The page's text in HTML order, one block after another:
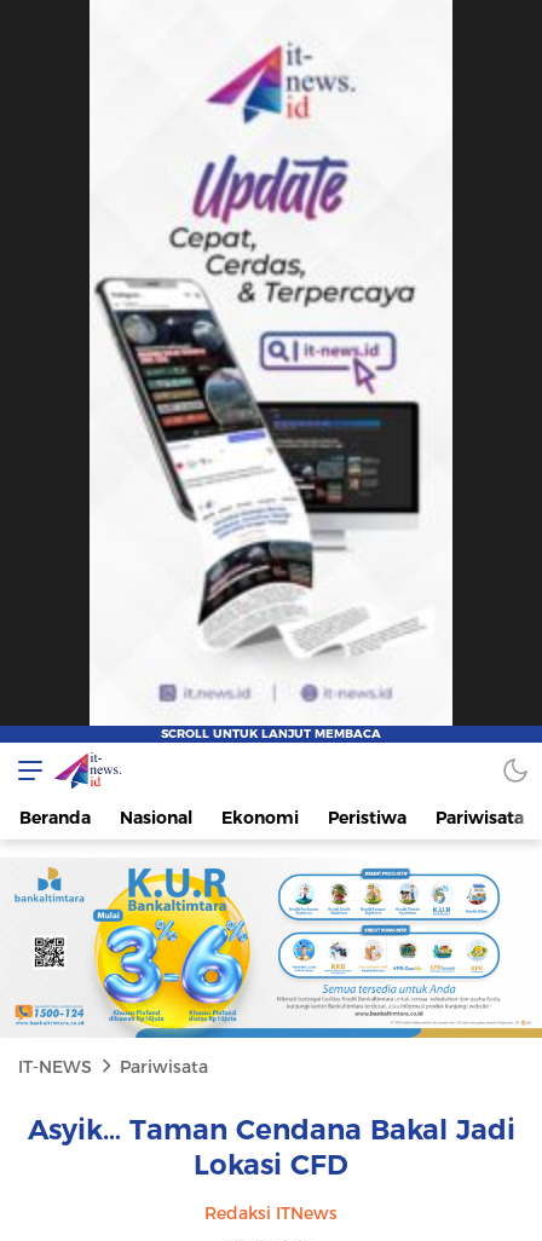
IT-NEWS
Update Cepat, Cerdas, dan Terpercaya
Beranda Nasional Ekonomi Peristiwa Pariwisata
IT-NEWS Pariwisata
Asyik… Taman Cendana Bakal Jadi
Lokasi CFD
Redaksi ITNews